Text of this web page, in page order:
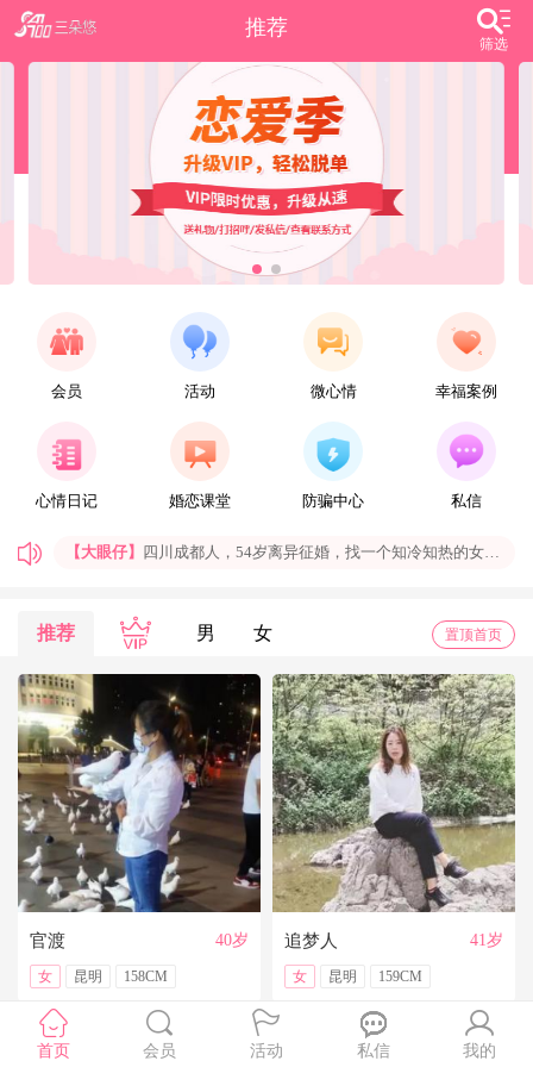
推荐
筛选
会员 活动 微心情 幸福案例
心情日记 婚恋课堂 防骗中心 私信
【大眼仔】
四川成都人，54岁离异征婚，找一个知冷知热的女人结婚过日子，非诚勿扰
【一米阳光】
上海征婚，找一位条件好点、能结婚的伴侣成家
【玉兰花】 山东济南本人，离异带一女儿，大龄男征婚，非诚勿扰。
【红玫】
你再不来，我都老啦，个人诚征婚，限广西南宁
【乐园】
湖北蕲春离异大龄女征婚，找一个蕲春的、60岁上下的男士结婚，共同过日子，不诚勿扰
【携手到老】今天开通钻石会员了，给我来信吧，我能看到你的联系方式哦
【铭铭】 40岁未婚上海杨浦男征婚，外地人或者上海人都可以，不介意是否离异，三观合适即可，速与我联系。
【任子君】现居深圳罗湖区，44岁，离异，在深圳工作，找一个大方、善良，会疼爱人的女子做老婆，希望​‌‌能在这里遇见你，非诚勿扰。
【张小英】想找一个心动的人
推荐 男 女 置顶首页
官渡 40岁
女 昆明 158CM
追梦人 41岁
女 昆明 159CM
首页 会员 活动 私信 我的